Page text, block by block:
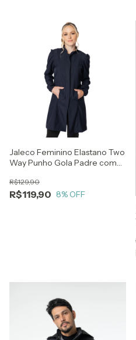
Jaleco Feminino Elastano Two
Way Punho Gola Padre com
R$119,90
R$129,90
8% OFF